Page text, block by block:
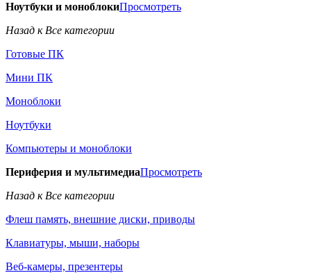
Ноутбуки и моноблокиПросмотреть
Назад к Все категории
Готовые ПК
Мини ПК
Моноблоки
Ноутбуки
Компьютеры и моноблоки
Периферия и мультимедиаПросмотреть
Назад к Все категории
Флеш память, внешние диски, приводы
Клавиатуры, мыши, наборы
Веб-камеры, презентеры